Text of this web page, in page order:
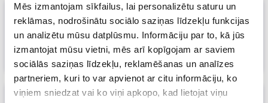
Mēs izmantojam sīkfailus, lai personalizētu saturu un
reklāmas, nodrošinātu sociālo saziņas līdzekļu funkcijas
un analizētu mūsu datplūsmu. Informāciju par to, kā jūs
izmantojat mūsu vietni, mēs arī kopīgojam ar saviem
sociālās saziņas līdzekļu, reklamēšanas un analīzes
partneriem, kuri to var apvienot ar citu informāciju, ko
viņiem sniedzat vai ko viņi apkopo, kad lietojat viņu
Māmiņu Klubs 22.11.2009.
22. Nov 2009, 00:00
Māmiņu klubs
Māmiņu Klubs 15.11.2009.